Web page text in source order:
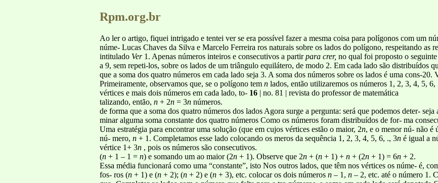
Rpm.org.br
Ao ler o artigo, fiquei intrigado e tentei ver se era possível fazer a mesma coisa para polígonos com um
núme- Lucas Chaves da Silva e Marcelo Ferreira ros naturais sobre os lados do polígono, respeitando
intitulado Ver 1. Apenas números inteiros e consecutivos a partirpara crer, no qual foi proposto o
a 9, sem repeti-los, sobre os lados de um triângulo equilátero, de modo 2. Em cada lado são distribuídos
que a soma dos quatro números em cada lado seja 3. A soma dos números sobre os lados é uma cons-20.
Primeiramente, observamos que, se o polígono tem n lados, então utilizaremos os números 1, 2, 3, 4, 5, 6,
vértices e mais dois números em cada lado, to- 16 | no. 81 | revista do professor de matemática
talizando, então, n + 2n = 3n números.
de forma que a soma dos quatro números dos lados Agora surge a pergunta: será que podemos deter- seja
minar alguma soma constante dos quatro números Como os números foram distribuídos de for- ma
Uma estratégia para encontrar uma solução (que em cujos vértices estão o maior, 2n, e o menor nú- não é
nú- mero, n + 1. Completamos esse lado colocando os meros da sequência 1, 2, 3, 4, 5, 6, ., 3n é igual a
vértice 1+ 3n , pois os números são consecutivos.
(n + 1 – 1 = n) e somando um ao maior (2n + 1). Observe que 2n + (n + 1) + n + (2n + 1) = 6n + 2.
Essa média funcionará como uma “constante”, isto Nos outros lados, que têm nos vértices os núme- é,
fos- ros (n + 1) e (n + 2); (n + 2) e (n + 3), etc. colocar os dois números n – 1, n – 2, etc. até o número 1.